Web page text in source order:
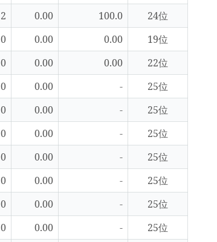
2 0.00 100.0 24位
0 0.00 0.00 19位
0 0.00 0.00 22位
0 0.00 - 25位
0 0.00 - 25位
0 0.00 - 25位
0 0.00 - 25位
0 0.00 - 25位
0 0.00 - 25位
0 0.00 - 25位